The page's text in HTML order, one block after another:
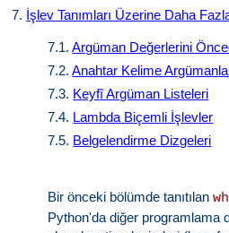
7. İşlev Tanımları Üzerine Daha
7.1.Argüman Değerlerini
7.2.Anahtar Kelime
7.3. Keyfî Argüman Listeleri
7.4. Lambda Biçemli İşlevler
7.5. Belgelendirme Dizgeleri
Bir önceki bölümde tanıtılan
Python'da diğer programlama